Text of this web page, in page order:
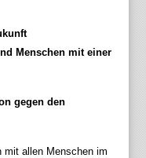
Menschen mit einer
gegen den
mit allen Menschen im